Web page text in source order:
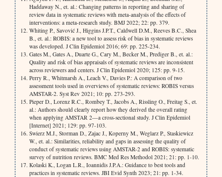
Haddaway N., et. al.: Changing patterns in reporting and sharing of
review data in systematic reviews with meta-analysis of the effects of
interventions: a meta-research study. BMJ 2022; 22: pp. 379.
Whiting P., Savović J., Higgins J.P.T., Caldwell D.M., Reeves B.C., Shea
B., et. al.: ROBIS: a new tool to assess risk of bias in systematic reviews
was developed. J Clin Epidemiol 2016; 69: pp. 225-234.
Gates M., Gates A., Duarte G., Cary M., Becker M., Prediger B., et. al.:
Quality and risk of bias appraisals of systematic reviews are inconsistent
across reviewers and centers. J Clin Epidemiol 2020; 125: pp. 9-15.
Perry R., Whitmarsh A., Leach V., Davies P.: A comparison of two
assessment tools used in overviews of systematic reviews: ROBIS versus
AMSTAR-2. Syst Rev 2021; 10: pp. 273-293.
Pieper D., Lorenz R.C., Rombey T., Jacobs A., Rissling O., Freitag S., et.
al.: Authors should clearly report how they derived the overall rating
when applying AMSTAR 2—a cross-sectional study. J Clin Epidemiol
[Internet] 2021; 129: pp. 97-103.
Swierz M.J., Storman D., Zajac J., Koperny M., Weglarz P., Staskiewicz
W., et. al.: Similarities, reliability and gaps in assessing the quality of
conduct of systematic reviews using AMSTAR-2 and ROBIS: systematic
survey of nutrition reviews. BMC Med Res Methodol 2021; 21: pp. 1-10.
Kolaski K., Logan L.R., Ioannidis J.P.A.: Guidance to best tools and
practices in systematic reviews. JBI Evid Synth 2023; 21: pp. 1-34.